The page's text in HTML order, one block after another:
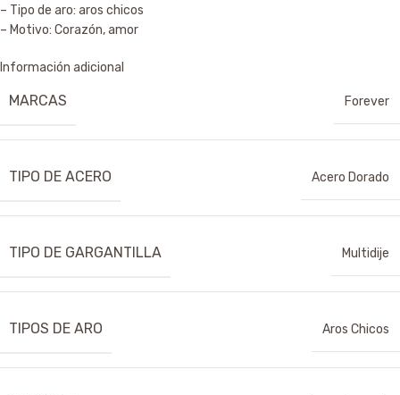
– Tipo de aro: aros chicos
– Motivo: Corazón, amor
Información adicional
MARCAS Forever
TIPO DE ACERO Acero Dorado
TIPO DE GARGANTILLA Multidije
TIPOS DE ARO Aros Chicos